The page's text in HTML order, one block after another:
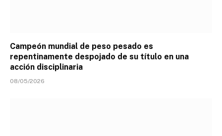
Campeón mundial de peso pesado es
repentinamente despojado de su título en una
acción disciplinaria
08/05/2026